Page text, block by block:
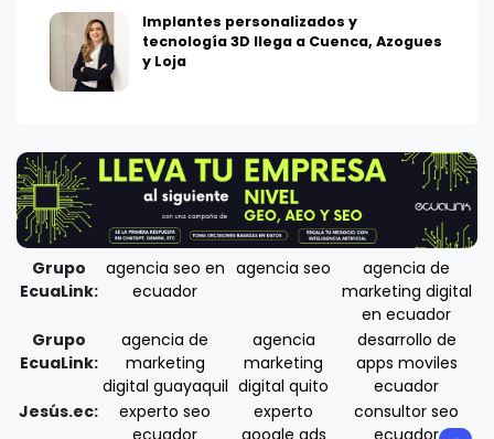
Implantes personalizados y
tecnología 3D llega a Cuenca, Azogues
y Loja
Grupo
EcuaLink:
agencia seo en
ecuador
agencia seo
agencia de
marketing digital
en ecuador
Grupo
EcuaLink:
agencia de
marketing
digital guayaquil
agencia
marketing
digital quito
desarrollo de
apps moviles
ecuador
Jesús.ec:
experto seo
ecuador
experto
google ads
consultor seo
ecuador